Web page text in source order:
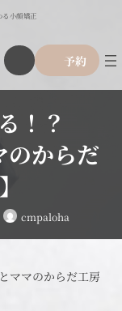
る小顔矯正
ア
イ
コ
リ
ク
予約
グ
ル
ク
！？
のからだ
cmpaloha
ママのからだ工房